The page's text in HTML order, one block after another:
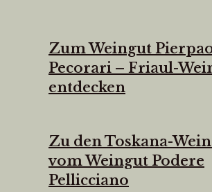
Zum Weingut
Pecorari – Friaul-
entdecken
Zu den Toskana-
vom Weingut Podere
Pellicciano